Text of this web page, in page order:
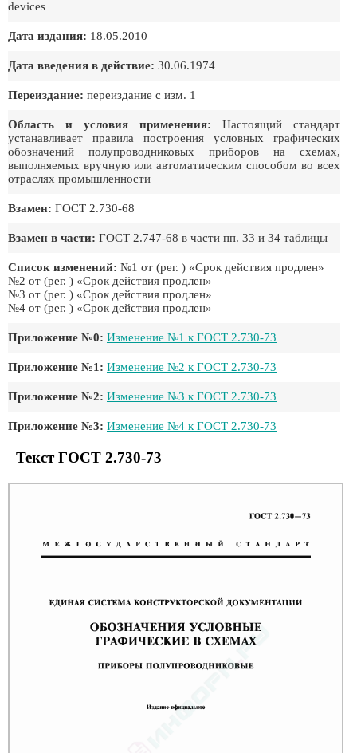
devices
Дата издания: 18.05.2010
Дата введения в действие: 30.06.1974
Переиздание: переиздание с изм. 1
Область и условия применения: Настоящий стандарт
устанавливает правила построения условных графических
обозначений полупроводниковых приборов на схемах,
выполняемых вручную или автоматическим способом во всех
отраслях промышленности
Взамен: ГОСТ 2.730-68
Взамен в части: ГОСТ 2.747-68 в части пп. 33 и 34 таблицы
Список изменений: №1 от (рег. ) «Срок действия продлен»
№2 от (рег. ) «Срок действия продлен»
№3 от (рег. ) «Срок действия продлен»
№4 от (рег. ) «Срок действия продлен»
Приложение №0: Изменение №1 к ГОСТ 2.730-73
Приложение №1: Изменение №2 к ГОСТ 2.730-73
Приложение №2: Изменение №3 к ГОСТ 2.730-73
Приложение №3: Изменение №4 к ГОСТ 2.730-73
Текст ГОСТ 2.730-73